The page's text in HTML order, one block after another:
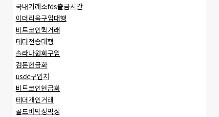
국내거래소fds출금시간
이더리움구입대행
비트코인퀵거래
테더전송대행
솔라나원화구입
검돈현금화
usdc구입처
비트코인현금화
테더개인거래
골드바믹싱믹싱